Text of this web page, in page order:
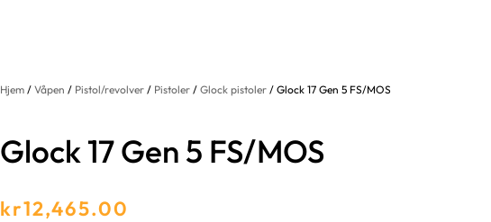
Hjem /Våpen / Pistol/revolver / Pistoler /Glock pistoler / Glock 17 Gen 5 FS/MOS
Glock 17 Gen 5 FS/MOS
kr12,465.00